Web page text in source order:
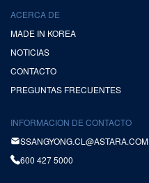
ACERCA DE
MADE IN KOREA
NOTICIAS
CONTACTO
PREGUNTAS FRECUENTES
INFORMACION DE CONTACTO
SSANGYONG.CL@ASTARA.COM
600 427 5000